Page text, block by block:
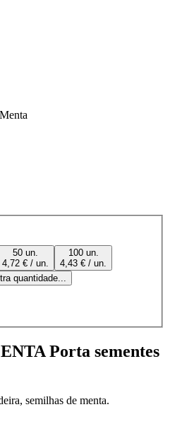
50 un.
4,72 € / un.
100 un.
4,43 € / un.
quantidade...
Porta sementes
semilhas de menta.